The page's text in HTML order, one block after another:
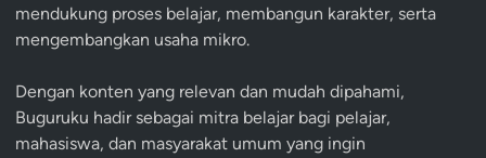
mendukung proses belajar, membangun karakter, serta
mengembangkan usaha mikro.
Dengan konten yang relevan dan mudah dipahami,
Buguruku hadir sebagai mitra belajar bagi pelajar,
mahasiswa, dan masyarakat umum yang ingin